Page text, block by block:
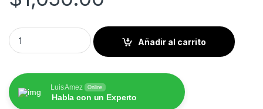
Ford Escape 2007 al 2012 Pantalla Hoffbaüer Infinity Plus
Añadir al carrito
Luis Amez Online
Habla con un Experto